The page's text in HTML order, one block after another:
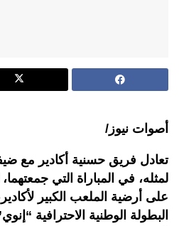
أصوات نيوز/
تعادل فريق حسنية أكادير مع
البطولة الوطنية الاحترافية